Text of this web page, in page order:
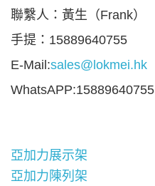
聯繫人：黃生（Frank）
手提：15889640755
E-Mail:sales@lokmei.hk
WhatsAPP:15889640755
亞加力展示架
亞加力陳列架